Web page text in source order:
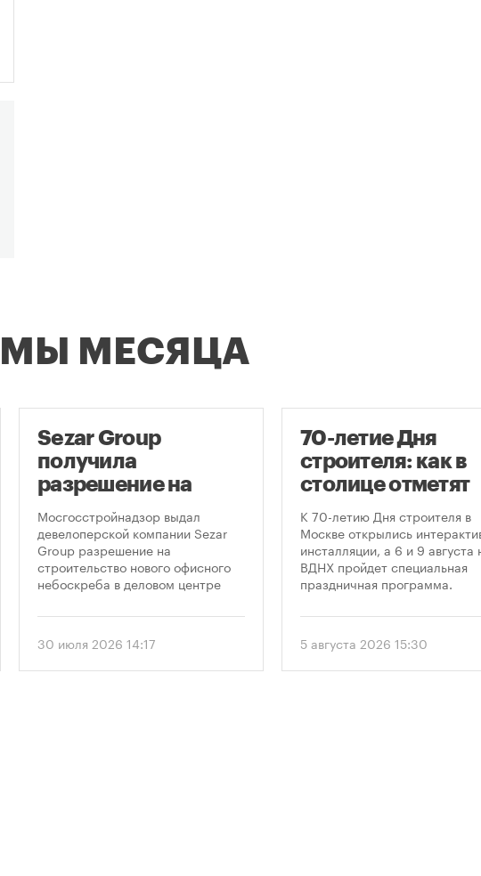
МЕСЯЦА
Sezar Group
получила
разрешение на
строительство
небоскреба в
«Москва-Сити»
Мосгосстройнадзор выдал
девелоперской компании Sezar
Group разрешение на
строительство нового офисного
небоскреба в деловом центре
предусматривает возведение 52-
метров.
30 июля 2026 14:17
70-летие Дня
строителя: как в
столице отметят
круглую дату
праздника
К 70-летию Дня строителя в
Москве открылись
инсталляции, а 6 и 9 августа
ВДНХ пройдет специальная
праздничная программа.
5 августа 2026 15:30